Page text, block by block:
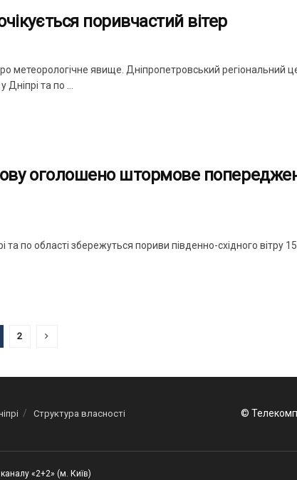
поривчастий вітер
метеорологічне явище. Дніпропетровський регіональний
та по ...
оголошено штормове
по області збережуться пориви південно-східного вітру
2
Структура власності
©
«2+2» (м. Київ)